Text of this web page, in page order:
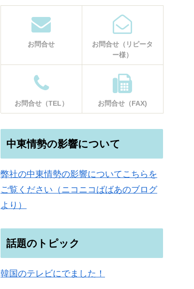
お問合せ
お問合せ（リピータ
ー様）
お問合せ（TEL） お問合せ（FAX)
中東情勢の影響について
弊社の中東情勢の影響についてこちらを
ご覧ください（ニコニコばばあのブログ
より）
話題のトピック
韓国のテレビにでました！